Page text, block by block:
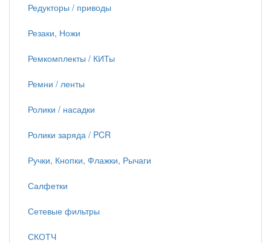
Редукторы / приводы
Резаки, Ножи
Ремкомплекты / КИТы
Ремни / ленты
Ролики / насадки
Ролики заряда / PCR
Ручки, Кнопки, Флажки, Рычаги
Салфетки
Сетевые фильтры
СКОТЧ